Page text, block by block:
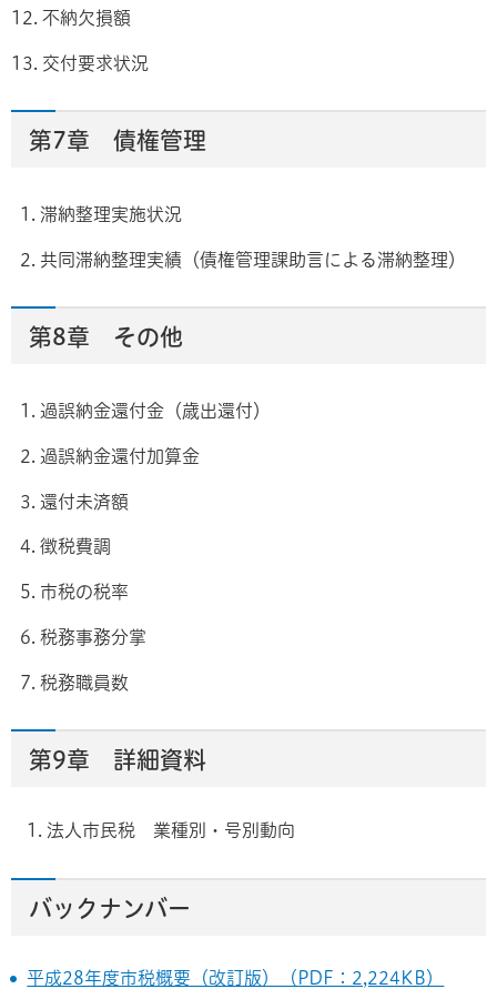
12. 不納欠損額
13. 交付要求状況
第7章 債権管理
1. 滞納整理実施状況
2. 共同滞納整理実績（債権管理課助言による滞納整理）
第8章 その他
1. 過誤納金還付金（歳出還付）
2. 過誤納金還付加算金
3. 還付未済額
4. 徴税費調
5. 市税の税率
6. 税務事務分掌
7. 税務職員数
第9章 詳細資料
法人市民税 業種別・号別動向
バックナンバー
平成28年度市税概要（改訂版）（PDF：2,224KB）